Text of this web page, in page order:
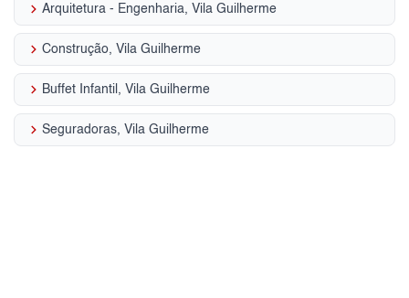
keyboard_arrow_right Arquitetura - Engenharia, Vila Guilherme
keyboard_arrow_right Construção, Vila Guilherme
keyboard_arrow_right Buffet Infantil, Vila Guilherme
keyboard_arrow_right Seguradoras, Vila Guilherme